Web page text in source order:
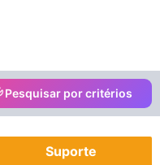
Pesquisar por critérios
Suporte